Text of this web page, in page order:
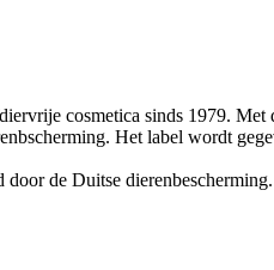
cosmetica sinds 1979. Met
Het label wordt
de Duitse